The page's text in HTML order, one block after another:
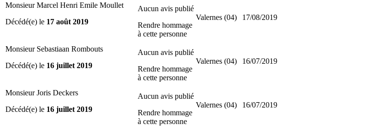
Monsieur Marcel Henri Emile Moullet
Décédé(e) le 17 août 2019
Aucun avis publié
Rendre hommage
à cette personne
Valernes (04) 17/08/2019
Monsieur Sebastiaan Rombouts
Décédé(e) le 16 juillet 2019
Aucun avis publié
Rendre hommage
à cette personne
Valernes (04) 16/07/2019
Monsieur Joris Deckers
Décédé(e) le 16 juillet 2019
Aucun avis publié
Rendre hommage
à cette personne
Valernes (04) 16/07/2019